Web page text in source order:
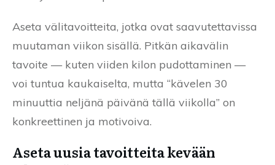
Aseta välitavoitteita, jotka ovat saavutettavissa
muutaman viikon sisällä. Pitkän aikavälin
tavoite — kuten viiden kilon pudottaminen —
voi tuntua kaukaiselta, mutta “kävelen 30
minuuttia neljänä päivänä tällä viikolla” on
konkreettinen ja motivoiva.
Aseta uusia tavoitteita kevään